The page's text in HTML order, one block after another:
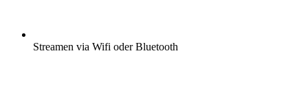
Streamen via Wifi oder Bluetooth